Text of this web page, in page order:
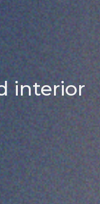
interior